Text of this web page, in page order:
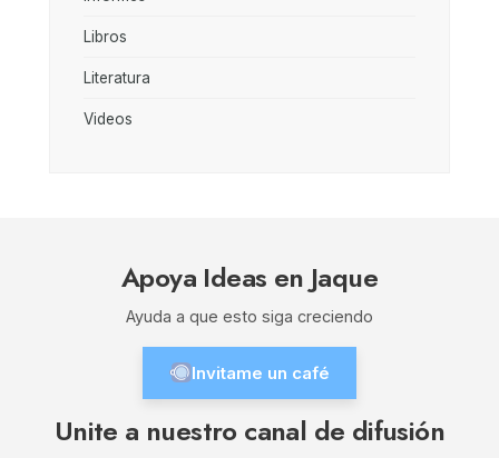
Libros
Literatura
Videos
Apoya Ideas en Jaque
Ayuda a que esto siga creciendo
Invitame un café
Unite a nuestro canal de difusión